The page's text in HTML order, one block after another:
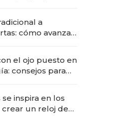
a
cómo avanza
el ojo puesto en
consejos para
inspira en los
crear un reloj de